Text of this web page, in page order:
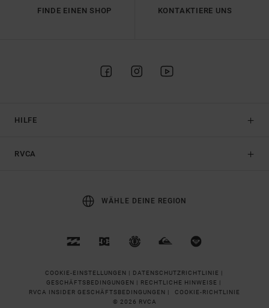
FINDE EINEN SHOP KONTAKTIERE UNS
HILFE
RVCA
WÄHLE DEINE REGION
COOKIE-EINSTELLUNGEN | DATENSCHUTZRICHTLINIE |
GESCHÄFTSBEDINGUNGEN | RECHTLICHE HINWEISE |
RVCA INSIDER GESCHÄFTSBEDINGUNGEN |
COOKIE-RICHTLINIE
© 2026 RVCA